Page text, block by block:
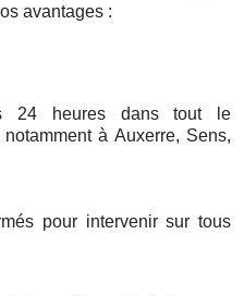
avantages :
24 heures dans tout le
à Auxerre, Sens,
pour intervenir sur tous